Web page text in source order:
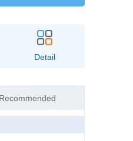
Detail
Recommended